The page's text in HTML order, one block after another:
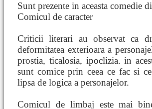
Sunt prezente in aceasta comedie
Comicul de caracter
Criticii literari au observat ca
deformitatea exterioara a
prostia, ticalosia, ipoclizia. in
sunt comice prin ceea ce fac si
lipsa de logica a personajelor.
Comicul de limbaj este mai